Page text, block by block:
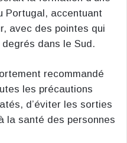
Portugal, accentuant
avec des pointes qui
dans le Sud.
recommandé
les précautions
d’éviter les sorties
la santé des personnes